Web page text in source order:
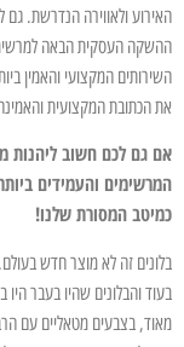
האירוע ולאווירה הנדרשת.
ההשקה העסקית הבאה
השירותים המקצועי והאמין
את הכתובת המקצועית
אם גם לכם חשוב ליהנות
המרשימים והעמידים
כמיטב המסורת שלנו!
בלונים זה לא מוצר חדש
בעוד והבלונים שהיו בעבר היו
מאוד, בצבעים מטאליים עם